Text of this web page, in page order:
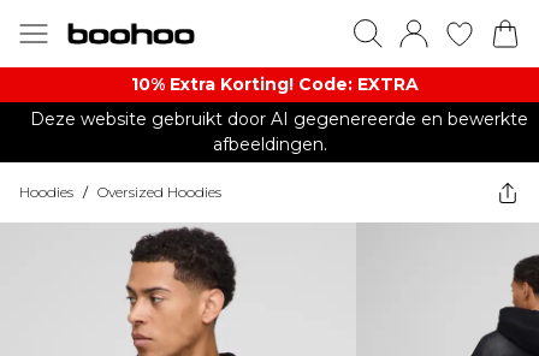
10% Extra Korting! Code: EXTRA​
Deze website gebruikt door AI gegenereerde en bewerkte
afbeeldingen.
Hoodies / Oversized Hoodies